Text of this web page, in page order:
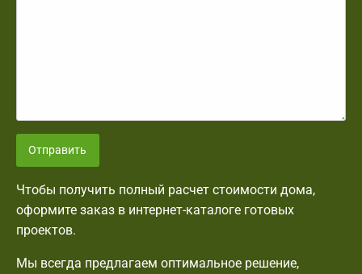
Отправить
Чтобы получить полный расчет стоимости дома,
оформите заказ в интернет-каталоге готовых
проектов.
Мы всегда предлагаем оптимальное решение,